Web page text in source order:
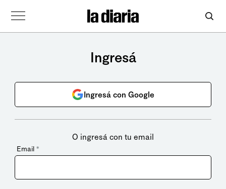
Ingresá
Ingresá con Google
O ingresá con tu email
Email *